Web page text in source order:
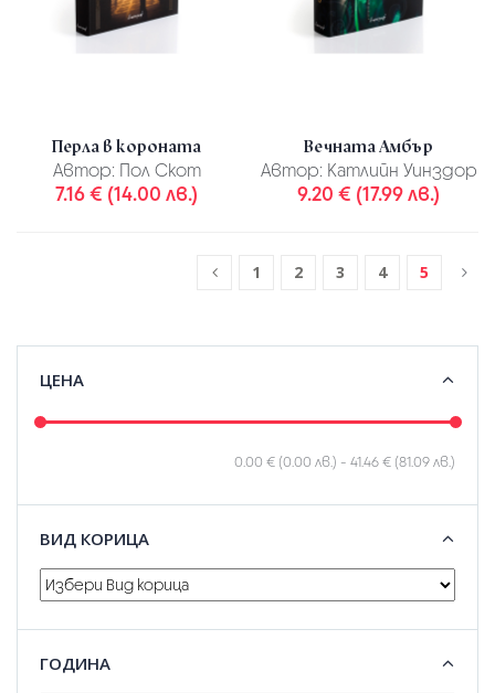
Перла в короната
Автор: Пол Скот
7.16 € (14.00 лв.)
Вечната Амбър
Автор: Катлийн Уинздор
9.20 € (17.99 лв.)
1 2 3 4 5
ЦЕНА
0.00 € (0.00 лв.) - 41.46 € (81.09 лв.)
ВИД КОРИЦА
ГОДИНА